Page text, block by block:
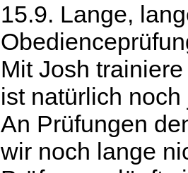
15.9. Lange,
Mit Josh
ist natürlich
An Prüfungen
wir noch lange